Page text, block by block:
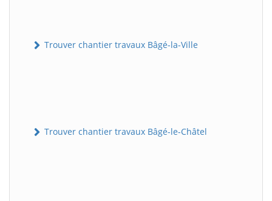
Trouver chantier travaux Bâgé-la-Ville
Trouver chantier travaux Bâgé-le-Châtel